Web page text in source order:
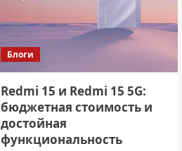
вдома
Блоги
Redmi 15 и Redmi 15 5G:
бюджетная стоимость и
достойная
функциональность